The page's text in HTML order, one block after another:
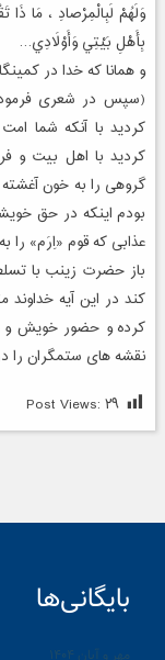
وَلَهُمْ لَبِالْمِرْصادِ ، مَا ذَا
بِأَهْلِ بَيْتِي وَأَوْلَادِي…
و همانا که خدا در
(سپس در شعری فرمود)
کردید با آنکه شما
کردید با اهل بیت و
گروهی را به خون
بودم اینکه در حق
عذابی که قوم «اِرَم» را
کند در این آیه خداوند
کرده و حضور خویش و
نقشه های ستمگران را
Post Views: ۲۹
بایگانی‌ها